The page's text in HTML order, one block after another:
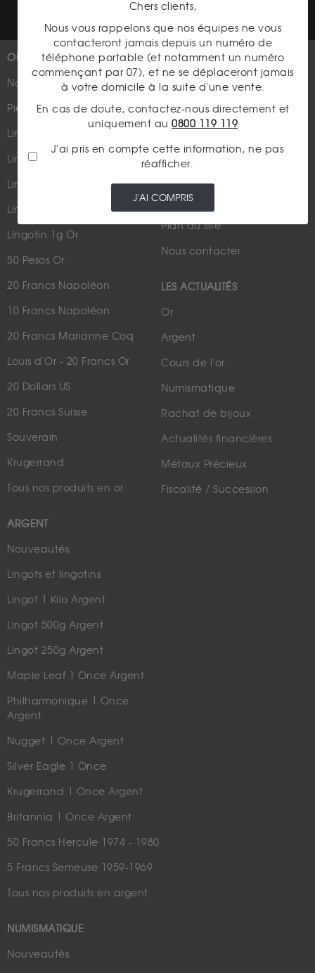
OR
Nouveautés
Pièces d'or d'investissement
Lingots et lingotins
Lingot 1Kg Or
Lingot 100g Or
Lingotin 1 Once Or
Lingotin 1g Or
50 Pesos Or
20 Francs Napoléon
10 Francs Napoléon
20 Francs Marianne Coq
Louis d'Or - 20 Francs Or
20 Dollars US
20 Francs Suisse
Souverain
Krugerrand
Tous nos produits en or
ARGENT
Nouveautés
Lingots et lingotins
Lingot 1 Kilo Argent
Lingot 500g Argent
Lingot 250g Argent
Maple Leaf 1 Once Argent
Philharmonique 1 Once
Argent
Nugget 1 Once Argent
Silver Eagle 1 Once
Krugerrand 1 Once Argent
Britannia 1 Once Argent
50 Francs Hercule 1974 - 1980
5 Francs Semeuse 1959-1969
Tous nos produits en argent
NUMISMATIQUE
Nouveautés
PLUS D'INFOS
Suivez-nous
Qui sommes-nous ?
Plan du site
Nous contacter
LES ACTUALITÉS
Or
Argent
Cours de l'or
Numismatique
Rachat de bijoux
Actualités financières
Métaux Précieux
Fiscalité / Succession
Chers clients,
Nous vous rappelons que nos équipes ne vous
contacteront jamais depuis un numéro de
téléphone portable (et notamment un numéro
commençant par 07), et ne se déplaceront jamais
à votre domicile à la suite d'une vente.
En cas de doute, contactez-nous directement et
uniquement au 0800 119 119
J'ai pris en compte cette information, ne pas
réafficher.
J'AI COMPRIS